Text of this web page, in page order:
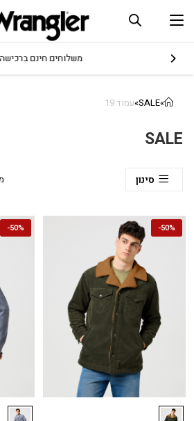
משלוחים חינם ברכישה מעל 249.90 ₪
»
SALE
»עמוד 19
SALE
סינון
50%
-
50%
-